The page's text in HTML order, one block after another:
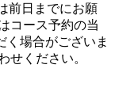
前日までにお願
コース予約の当
く場合がございま
せください。